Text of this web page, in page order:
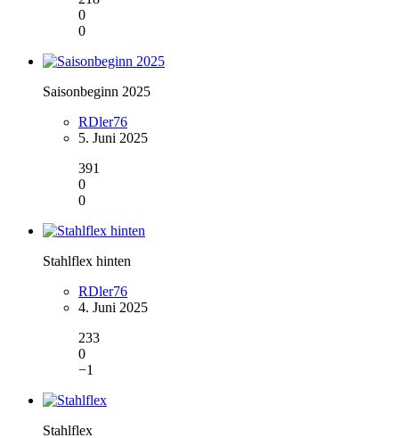
0
0
Saisonbeginn 2025
RDler76
5. Juni 2025
391
0
0
Stahlflex hinten
RDler76
4. Juni 2025
233
0
−1
Stahlflex